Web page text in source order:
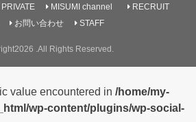
PRIVATE MISUMI channel
RECRUIT
お問い合わせ STAFF
.All Rights Reserved.
value encountered in /home/my-
wp-content/plugins/wp-social-